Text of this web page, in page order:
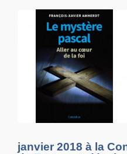
janvier 2018 à la